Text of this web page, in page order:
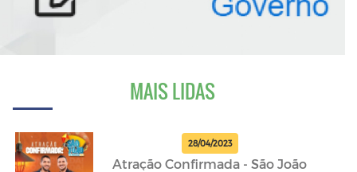
MAIS LIDAS
28/04/2023
Atração Confirmada - São João